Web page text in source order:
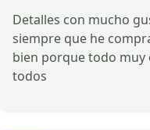
Detalles con mucho
siempre que he
bien porque todo muy
todos